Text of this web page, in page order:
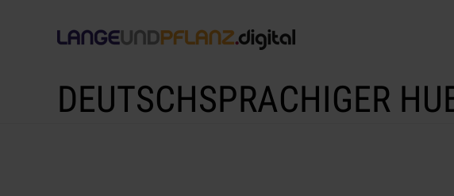
DEUTSCHSPRACHIGER